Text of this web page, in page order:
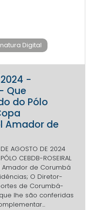
Digital
-
Que
do Pólo
Amador de
AGOSTO DE 2024
CEBDB-ROSEIRAL
de Corumbá
O Diretor-
de Corumbá-
lhe são conferidas